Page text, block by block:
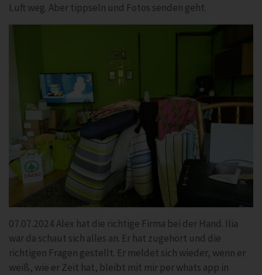
Luft weg. Aber tippseln und Fotos senden geht.
07.07.2024 Alex hat die richtige Firma bei der Hand. Ilia
war da schaut sich alles an. Er hat zugehört und die
richtigen Fragen gestellt. Er meldet sich wieder, wenn er
weiß, wie er Zeit hat, bleibt mit mir per whats app in